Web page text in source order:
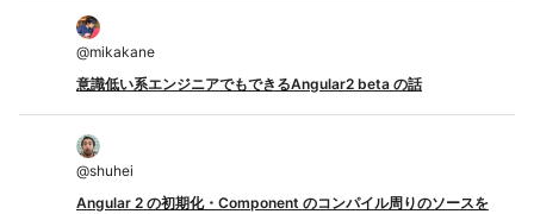
@mikakane
意識低い系エンジニアでもできるAngular2 beta の話
@shuhei
Angular 2 の初期化・Component のコンパイル周りのソースを